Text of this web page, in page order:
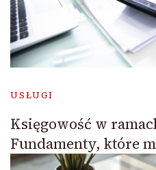
USŁUGI
Księgowość w
Fundamenty, które